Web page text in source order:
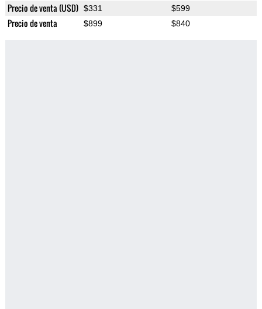
Precio de venta (USD) $331 $599
Precio de venta $899 $840